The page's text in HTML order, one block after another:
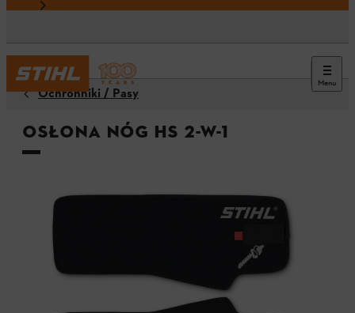
Menu
Ochronniki / Pasy
Osłona nóg HS 2-w-1